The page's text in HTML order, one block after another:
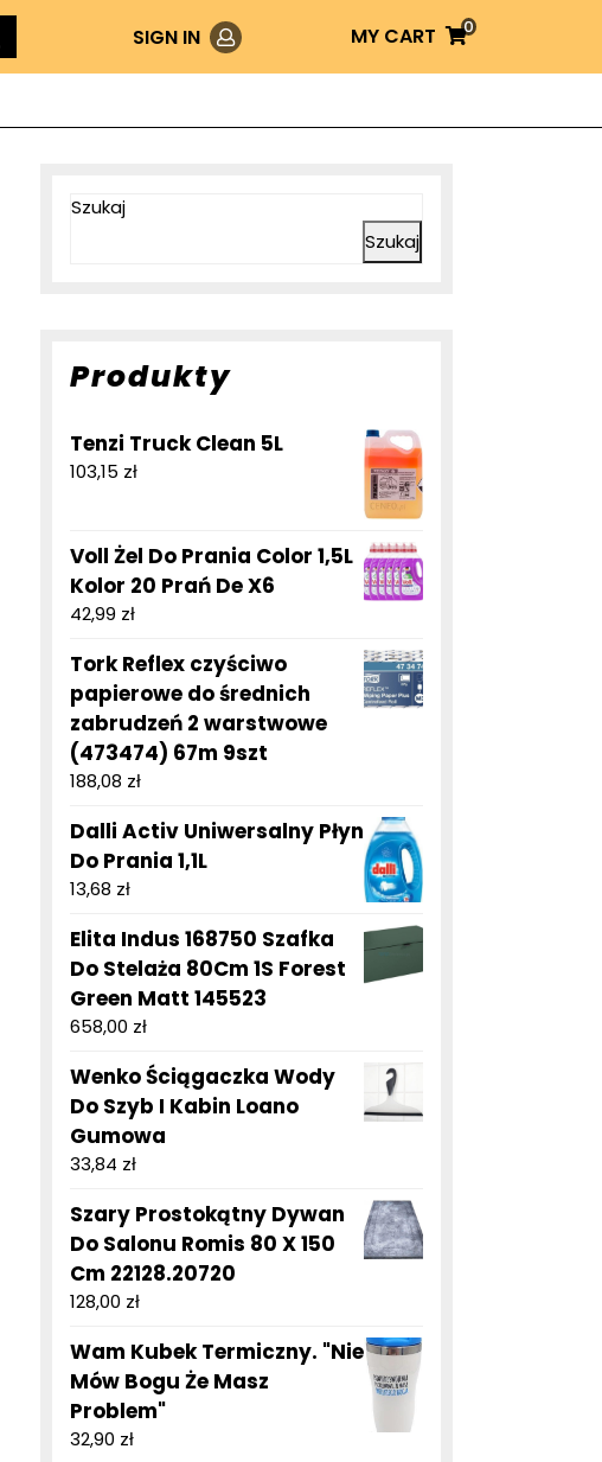
SIGN IN Login MY CART
MY
0
Szukaj
Szukaj
Produkty
Tenzi Truck Clean 5L
103,15 zł
Voll Żel Do Prania Color 1,5L
Kolor 20 Prań De X6
42,99 zł
Tork Reflex czyściwo
papierowe do średnich
zabrudzeń 2 warstwowe
(473474) 67m 9szt
188,08 zł
Dalli Activ Uniwersalny Płyn
Do Prania 1,1L
13,68 zł
Elita Indus 168750 Szafka
Do Stelaża 80Cm 1S Forest
Green Matt 145523
658,00 zł
Wenko Ściągaczka Wody
Do Szyb I Kabin Loano
Gumowa
33,84 zł
Szary Prostokątny Dywan
Do Salonu Romis 80 X 150
Cm 22128.20720
128,00 zł
Wam Kubek Termiczny. "Nie
Mów Bogu Że Masz
Problem"
32,90 zł